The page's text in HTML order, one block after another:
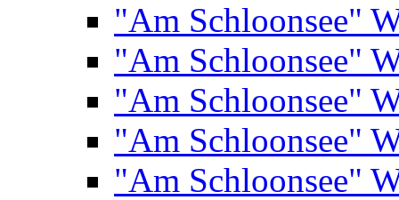
"Am Schloonsee"
"Am Schloonsee"
"Am Schloonsee"
"Am Schloonsee"
"Am Schloonsee"